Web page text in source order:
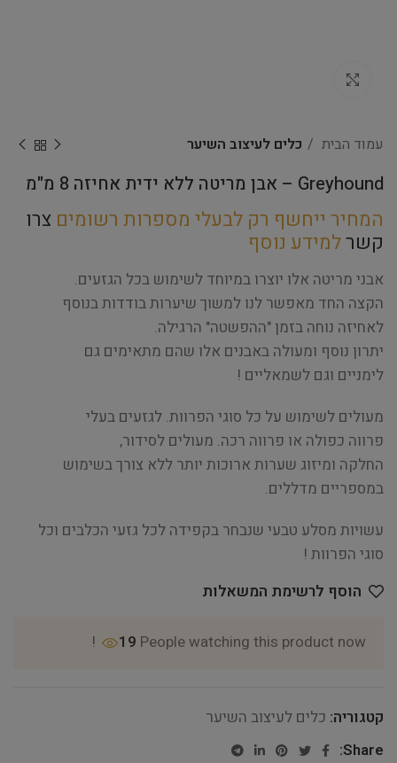
עמוד הבית כלים לעיצוב השיער
Greyhound – אבן מריטה ללא ידית אחיזה 8 מ"מ
המחיר ייחשף רק לבעלי מספרות רשומים צרו
קשרלמידע נוסף
אבני מריטה אלו יוצרו במיוחד לשימוש בכל הגזעים.
הקצה החד מאפשר לנו למשוך שיערות בודדות בנוסף
לאחיזה נוחה בזמן "ההפשטה" הרגילה.
יתרון נוסף ומעולה באבנים אלו שהם מתאימים גם
לימניים וגם לשמאליים !
מעולים לשימוש על כל סוגי הפרוות. לגזעים בעלי
פרווה כפולה או פרווה רכה. מעולים לסידור,
החלקה ומיזוג שערות ארוכות יותר ללא צורך בשימוש
במספריים מדללים.
עשויות מסלע טבעי שנבחר בקפידה לכל גזעי הכלבים וכל
סוגי הפרוות !
הוסף לרשימת המשאלות
19 People watching this product now!
קטגוריה: כלים לעיצוב השיער
Share: